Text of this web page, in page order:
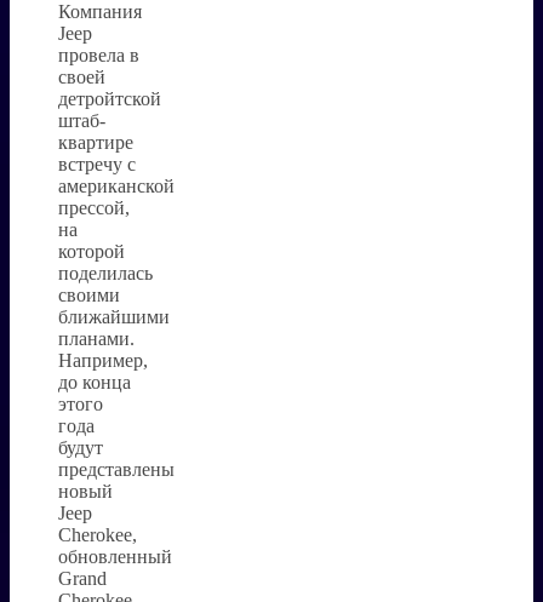
Компания
Jeep
провела в
своей
детройтской
штаб-
квартире
встречу с
американской
прессой,
на
которой
поделилась
своими
ближайшими
планами.
Например,
до конца
этого
года
будут
представлены
новый
Jeep
Cherokee,
обновленный
Grand